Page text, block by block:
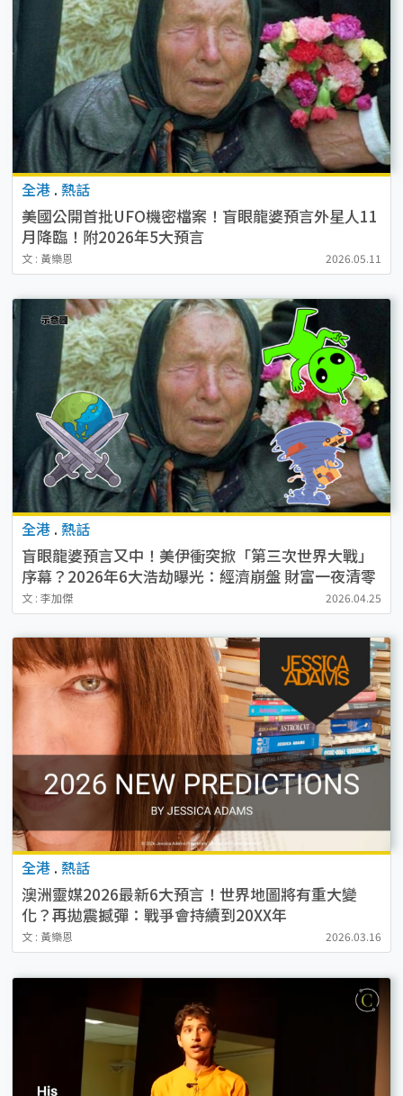
全港 . 熱話
美國公開首批UFO機密檔案！盲眼龍婆預言外星人11
月降臨！附2026年5大預言
文 : 黃樂恩 2026.05.11
全港 . 熱話
盲眼龍婆預言又中！美伊衝突掀「第三次世界大戰」
序幕？2026年6大浩劫曝光：經濟崩盤 財富一夜清零
文 : 李加傑 2026.04.25
全港 . 熱話
澳洲靈媒2026最新6大預言！世界地圖將有重大變
化？再拋震撼彈：戰爭會持續到20XX年
文 : 黃樂恩 2026.03.16